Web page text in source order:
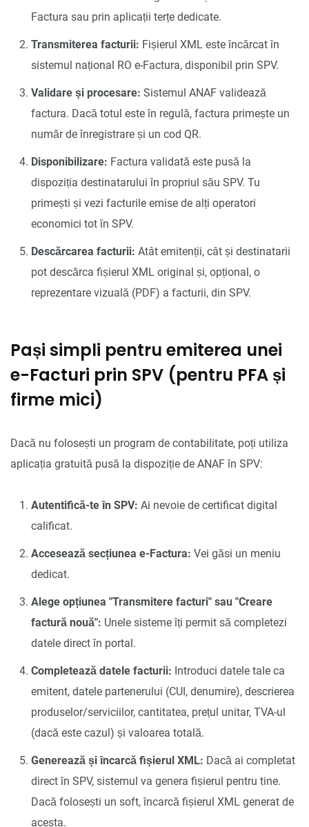
Factura sau prin aplicații terțe dedicate.
Transmiterea facturii: Fișierul XML este încărcat în
sistemul național RO e-Factura, disponibil prin SPV.
Validare și procesare: Sistemul ANAF validează
factura. Dacă totul este în regulă, factura primește un
număr de înregistrare și un cod QR.
Disponibilizare: Factura validată este pusă la
dispoziția destinatarului în propriul său SPV. Tu
primești și vezi facturile emise de alți operatori
economici tot în SPV.
Descărcarea facturii: Atât emitenții, cât și destinatarii
pot descărca fișierul XML original și, opțional, o
reprezentare vizuală (PDF) a facturii, din SPV.
Pași simpli pentru emiterea unei
e-Facturi prin SPV (pentru PFA și
firme mici)
Dacă nu folosești un program de contabilitate, poți utiliza
aplicația gratuită pusă la dispoziție de ANAF în SPV:
Autentifică-te în SPV: Ai nevoie de certificat digital
calificat.
Accesează secțiunea e-Factura: Vei găsi un meniu
dedicat.
Alege opțiunea "Transmitere facturi" sau "Creare
factură nouă": Unele sisteme îți permit să completezi
datele direct în portal.
Completează datele facturii: Introduci datele tale ca
emitent, datele partenerului (CUI, denumire), descrierea
produselor/serviciilor, cantitatea, prețul unitar, TVA-ul
(dacă este cazul) și valoarea totală.
Generează și încarcă fișierul XML: Dacă ai completat
direct în SPV, sistemul va genera fișierul pentru tine.
Dacă folosești un soft, încarcă fișierul XML generat de
acesta.